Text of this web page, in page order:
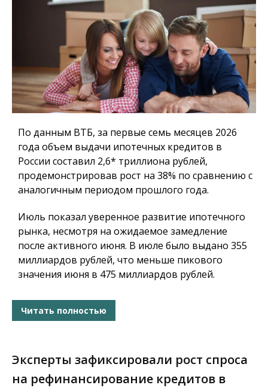
По данным ВТБ, за первые семь месяцев 2026
года объем выдачи ипотечных кредитов в
России составил 2,6* триллиона рублей,
продемонстрировав рост на 38% по сравнению с
аналогичным периодом прошлого года.
Июль показал уверенное развитие ипотечного
рынка, несмотря на ожидаемое замедление
после активного июня. В июле было выдано 355
миллиардов рублей, что меньше пикового
значения июня в 475 миллиардов рублей.
Читать полностью
Эксперты зафиксировали рост спроса
на рефинансирование кредитов в